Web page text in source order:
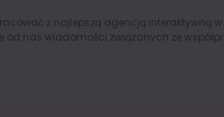
z najlepszą agencją interaktywną
od nas wiadomości związanych ze